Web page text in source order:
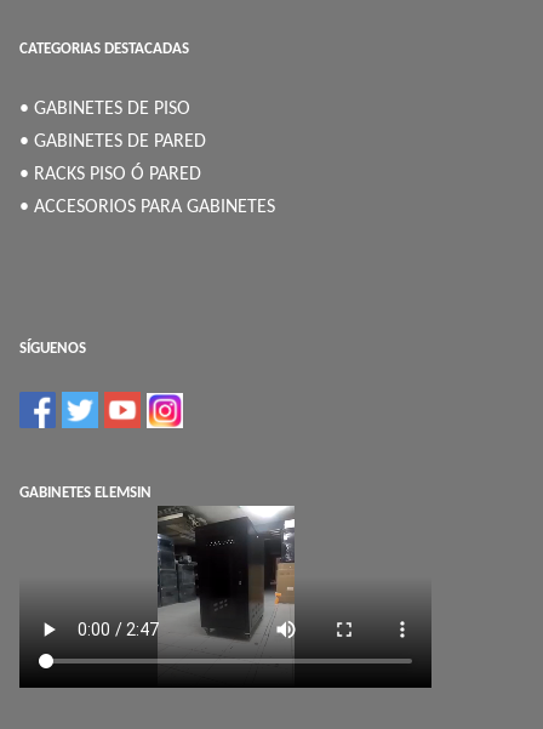
CATEGORIAS DESTACADAS
• GABINETES DE PISO
• GABINETES DE PARED
• RACKS PISO Ó PARED
• ACCESORIOS PARA GABINETES
SÍGUENOS
GABINETES ELEMSIN